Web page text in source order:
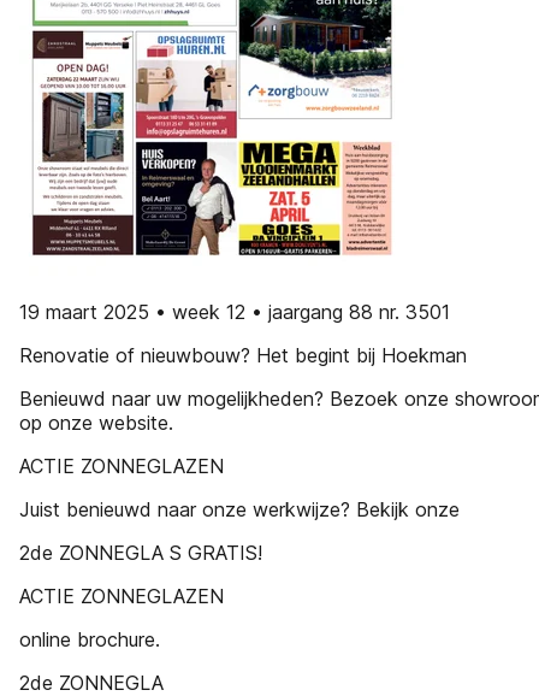
19 maart 2025 • week 12 • jaargang 88 nr. 3501
Renovatie of nieuwbouw? Het begint bij Hoekman
Benieuwd naar uw mogelijkheden? Bezoek onze
op onze website.
ACTIE ZONNEGLAZEN
Juist benieuwd naar onze werkwijze? Bekijk onze
2de ZONNEGLA S GRATIS!
ACTIE ZONNEGLAZEN
online brochure.
2de ZONNEGLA